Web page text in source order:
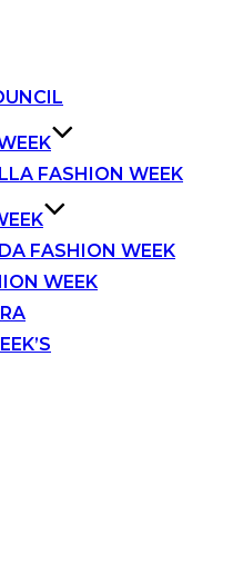
FASHION WEEK
FASHION WEEK
WEEK